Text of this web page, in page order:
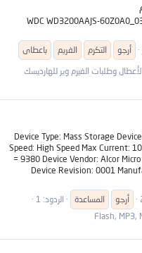
WDC WD3200AAJS-
أرجو التكرم الفريم
باعطاى
وطلبات الفيرم وير للهارديسك
Device Type: Mass Storage
Speed: High Speed Max Current:
= 9380 Device Vendor: Alcor
Device Revision: 0001
أرجو المساعدة
الردود: 1